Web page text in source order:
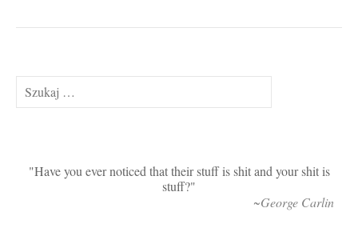
Szukaj:
Have you ever noticed that their stuff is shit and your shit is
stuff?
~George Carlin